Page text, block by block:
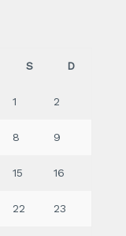
S D
1 2
8 9
15 16
22 23